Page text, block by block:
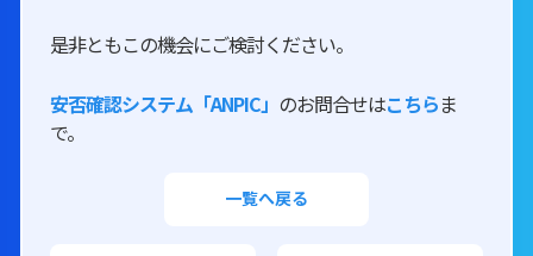
是非ともこの機会にご検討ください。
安否確認システム「ANPIC」 のお問合せはこちらま
で。
一覧へ戻る